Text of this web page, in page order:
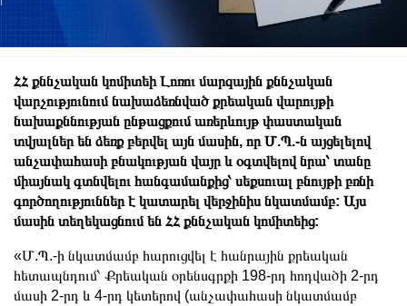
ՀՀ քննչական կոմիտեի Լոռու մարզային քննչական
վարչությունում նախաձեռնված քրեական վարույթի
նախաքննության ընթացքում առերևույթ փաստական
տվյալներ են ձեռք բերվել այն մասին, որ Մ.Պ.-ն այցելելով
անչափահասի բնակության վայր և օգտվելով նրա՝ տանը
միայնակ գտնվելու հանգամանքից՝ սեքսուալ բնույթի բռնի
գործողություններ է կատարել վերջինիս նկատմամբ: Այս
մասին տեղեկացնում են ՀՀ քննչական կոմիտեից:
«Մ.Պ.-ի նկատմամբ հարուցվել է հանրային քրեական
հետապնդում՝ Քրեական օրենսգրքի 198-րդ հոդվածի 2-րդ
մասի 2-րդ և 4-րդ կետերով (անչափահասի նկատմամբ